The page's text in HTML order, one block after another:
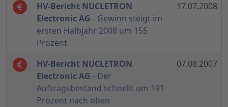
HV-Bericht NUCLETRON
Electronic AG - Gewinn steigt im
ersten Halbjahr 2008 um 155
Prozent
17.07.2008
HV-Bericht NUCLETRON
Electronic AG - Der
Auftragsbestand schnellt um 191
Prozent nach oben
07.08.2007